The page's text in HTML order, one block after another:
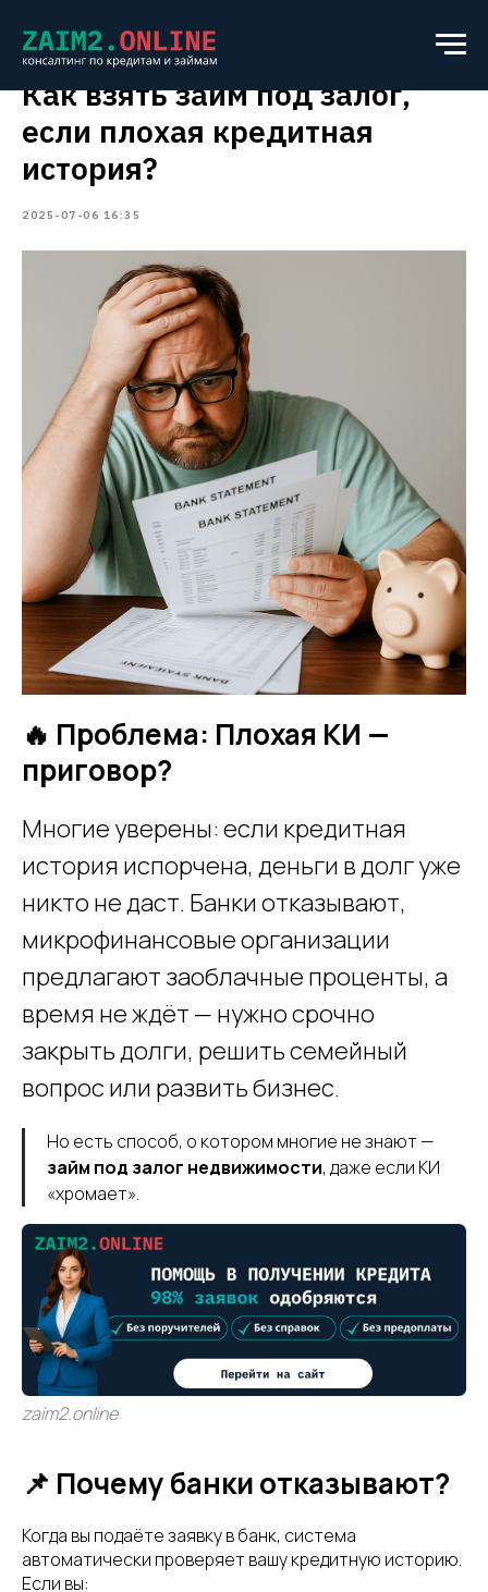
Как взять займ под залог,
если плохая кредитная
история?
2025-07-06 16:35
🔥 Проблема: Плохая КИ —
приговор?
Многие уверены: если кредитная
история испорчена, деньги в долг уже
никто не даст. Банки отказывают,
микрофинансовые организации
предлагают заоблачные проценты, а
время не ждёт — нужно срочно
закрыть долги, решить семейный
вопрос или развить бизнес.
Но есть способ, о котором многие не знают —
займ под залог недвижимости, даже если КИ
«хромает».
zaim2.online
📌 Почему банки отказывают?
Когда вы подаёте заявку в банк, система
автоматически проверяет вашу кредитную историю.
Если вы: